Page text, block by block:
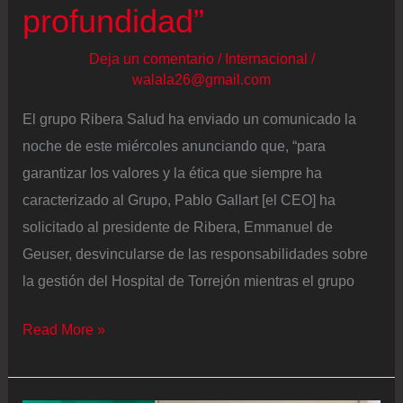
medida
profundidad”
Deja un comentario / Internacional /
walala26@gmail.com
El grupo Ribera Salud ha enviado un comunicado la
noche de este miércoles anunciando que, “para
garantizar los valores y la ética que siempre ha
caracterizado al Grupo, Pablo Gallart [el CEO] ha
solicitado al presidente de Ribera, Emmanuel de
Geuser, desvincularse de las responsabilidades sobre
la gestión del Hospital de Torrejón mientras el grupo
El
de
Read More »